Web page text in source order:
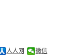
人人网 微信